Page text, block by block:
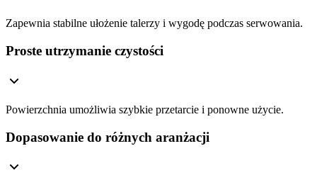
Zapewnia stabilne ułożenie talerzy i wygodę podczas serwowania.
Proste utrzymanie czystości
Powierzchnia umożliwia szybkie przetarcie i ponowne użycie.
Dopasowanie do różnych aranżacji